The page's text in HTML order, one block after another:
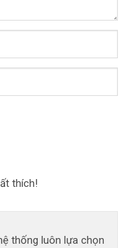
thích!
thống luôn lựa chọn